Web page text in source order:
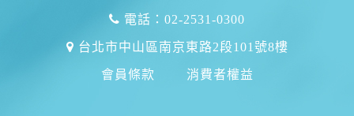
電話：02-2531-0300
台北市中山區南京東路2段101號8樓
會員條款 消費者權益